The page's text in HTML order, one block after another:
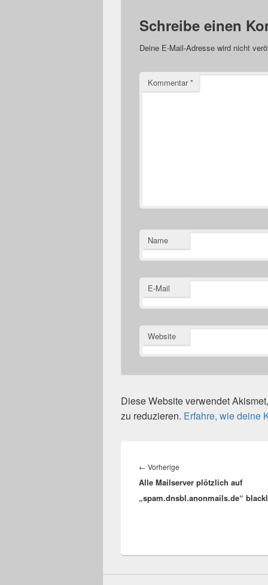
Schreibe einen
Deine E-Mail-Adresse wird nicht
Kommentar*
Name
E-Mail
Website
Diese Website verwendet
zu reduzieren. Erfahre, wie deine
← Vorherige
Beitrag:
Alle Mailserver plötzlich auf
„spam.dnsbl.anonmails.de“